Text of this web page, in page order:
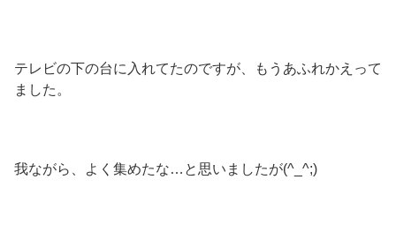
テレビの下の台に入れてたのですが、もうあふれかえって
ました。
我ながら、よく集めたな…と思いましたが(^_^;)